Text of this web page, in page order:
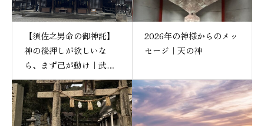
【須佐之男命の御神託】
神の後押しが欲しいな
ら、まず己が動け｜武蔵
一宮・氷川神社
2026年の神様からのメッ
セージ｜天の神